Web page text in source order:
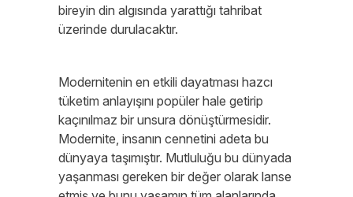
bireyin din algısında yarattığı tahribat
üzerinde durulacaktır.
Modernitenin en etkili dayatması hazcı
tüketim anlayışını popüler hale getirip
kaçınılmaz bir unsura dönüştürmesidir.
Modernite, insanın cennetini adeta bu
dünyaya taşımıştır. Mutluluğu bu dünyada
yaşanması gereken bir değer olarak lanse